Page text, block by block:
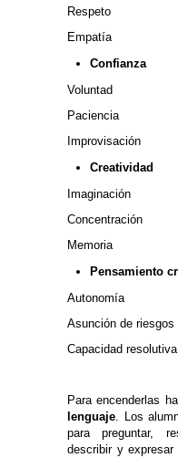
Respeto
Empatía
Confianza
Voluntad
Paciencia
Improvisación
Creatividad
Imaginación
Concentración
Memoria
Pensamiento
Autonomía
Asunción de riesgos
Capacidad resolutiva
Para encenderlas
lenguaje. Los
para preguntar,
describir y